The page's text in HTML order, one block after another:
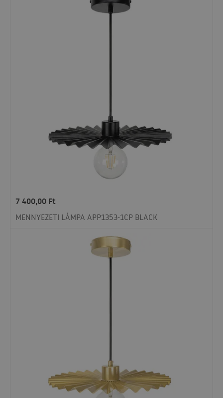
7 400,00 Ft
MENNYEZETI LÁMPA APP1353-1CP BLACK